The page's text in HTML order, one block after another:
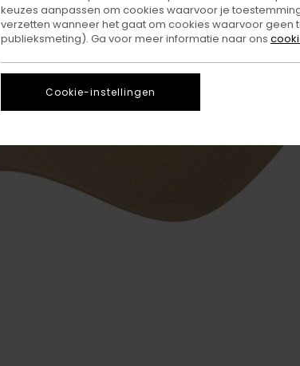
keuzes aanpassen om cookies waarvoor je
verzetten wanneer het gaat om cookies waarvoor
publieksmeting). Ga voor meer informatie naar ons
Cookie-instellingen